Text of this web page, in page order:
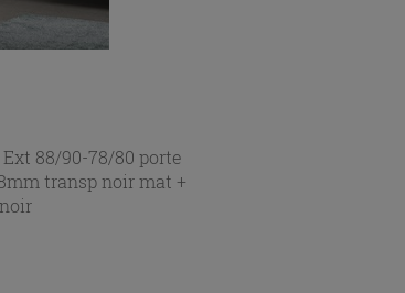
88/90-78/80 porte
transp noir mat +